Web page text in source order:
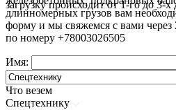
загрузку происходит от 1-го до 3-х
длинномерных грузов вам
форму и мы свяжемся с вами
по номеру +78003026505
Имя:
Что везем
Спецтехнику